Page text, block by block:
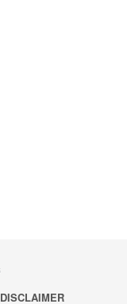
DISCLAIMER